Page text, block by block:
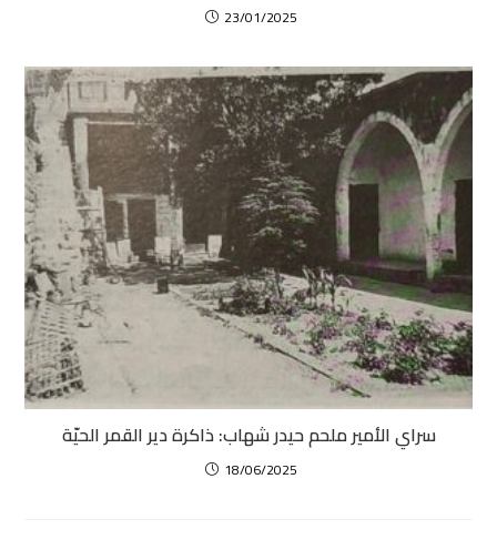
23/01/2025
سراي الأمير ملحم حيدر شهاب: ذاكرة دير القمر الحيّة
18/06/2025